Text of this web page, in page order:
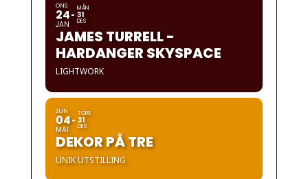
ONS
24
JAN
MÅN
31
DES
JAMES TURRELL -
HARDANGER SKYSPACE
LIGHTWORK
SUN
04
MAI
TORS
31
DES
DEKOR PÅ TRE
UNIK UTSTILLING